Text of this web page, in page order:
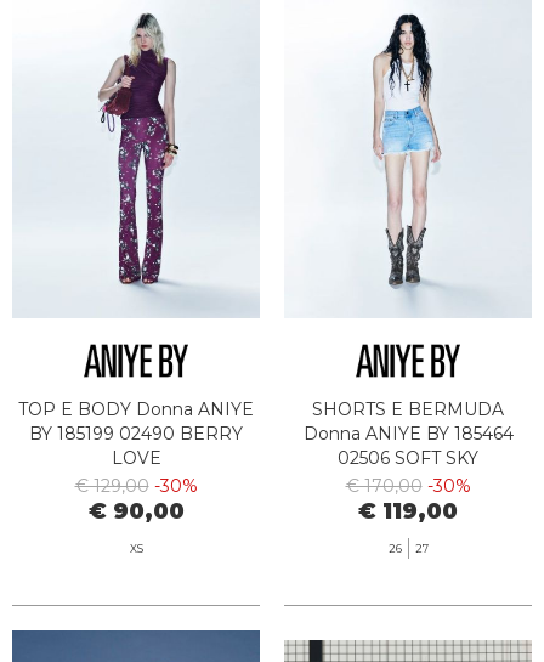
TOP E BODY Donna ANIYE
BY 185199 02490 BERRY
LOVE
€ 129,00 -30%
€ 90,00
XS
SHORTS E BERMUDA
Donna ANIYE BY 185464
02506 SOFT SKY
€ 170,00 -30%
€ 119,00
26 27